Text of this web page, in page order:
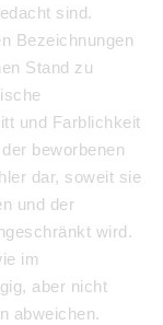
sind.
Bezeichnungen
Stand zu
und Farblichkeit
beworbenen
dar, soweit sie
und der
wird.
im
aber nicht
abweichen.